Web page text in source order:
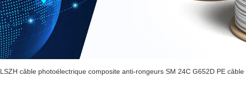
LSZH câble photoélectrique composite anti-rongeurs SM 24C G652D PE